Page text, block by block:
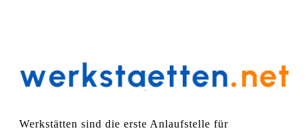
Werkstätten sind die erste Anlaufstelle für